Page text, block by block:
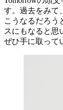
す。過去をみて
こうなるだろう
スにもなると思
ぜひ手に取って